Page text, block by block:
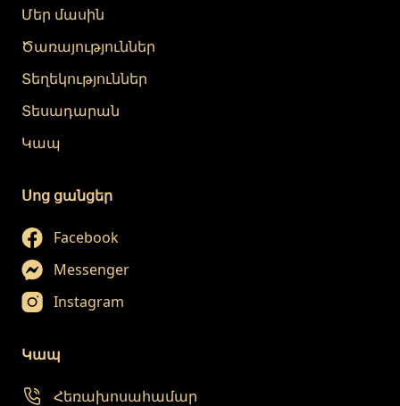
Մեր մասին
Ծառայություններ
Տեղեկություններ
Տեսադարան
Կապ
Սոց ցանցեր
Facebook
Messenger
Instagram
Կապ
Հեռախոսահամար